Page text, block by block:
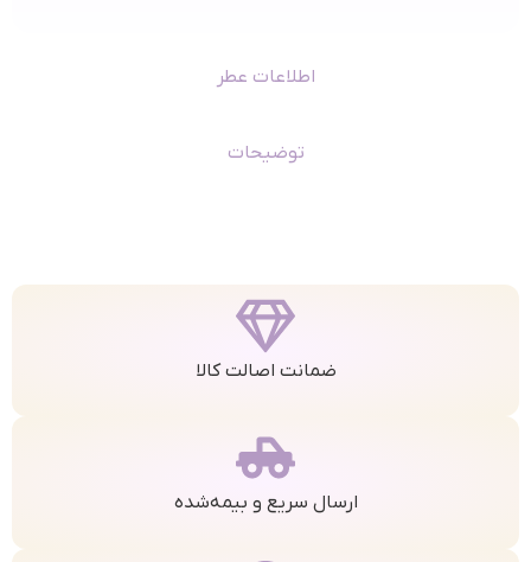
اطلاعات عطر
توضیحات
ضمانت اصالت کالا
ارسال سریع و بیمه‌شده